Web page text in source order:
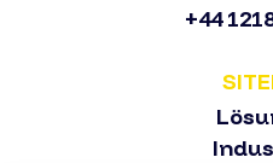
+44